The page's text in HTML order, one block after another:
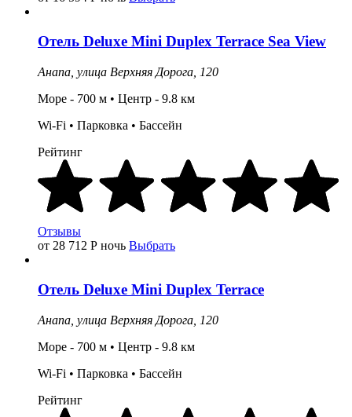
Отель Deluxe Mini Duplex Terrace Sea View
Анапа, улица Верхняя Дорога, 120
Море - 700 м • Центр - 9.8 км
Wi-Fi • Парковка • Бассейн
Рейтинг
Отзывы
от 28 712 Р ночь Выбрать
Отель Deluxe Mini Duplex Terrace
Анапа, улица Верхняя Дорога, 120
Море - 700 м • Центр - 9.8 км
Wi-Fi • Парковка • Бассейн
Рейтинг